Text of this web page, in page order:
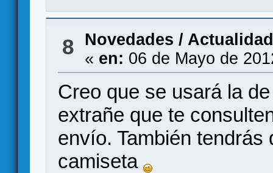
8
Novedades / Actualidad
« en: 06 de Mayo de
Creo que se usará la
extrañe que te
envío. También
camiseta